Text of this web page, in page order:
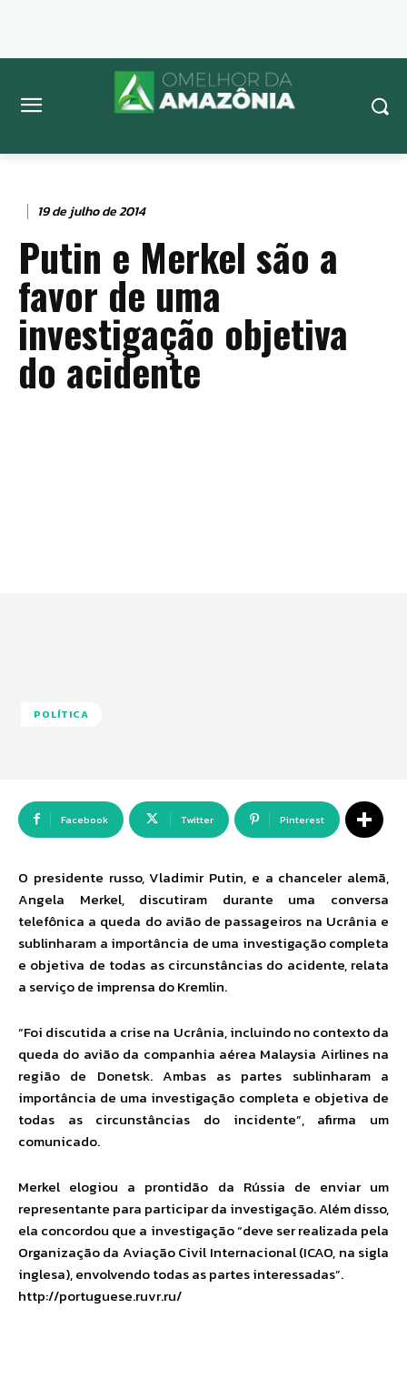
19 de julho de 2014
Putin e Merkel são a
favor de uma
investigação objetiva
do acidente
POLÍTICA
Facebook Twitter Pinterest
O presidente russo, Vladimir Putin, e a chanceler alemã,
Angela Merkel, discutiram durante uma conversa
telefônica a queda do avião de passageiros na Ucrânia e
sublinharam a importância de uma investigação completa
e objetiva de todas as circunstâncias do acidente, relata
a serviço de imprensa do Kremlin.
“Foi discutida a crise na Ucrânia, incluindo no contexto da
queda do avião da companhia aérea Malaysia Airlines na
região de Donetsk. Ambas as partes sublinharam a
importância de uma investigação completa e objetiva de
todas as circunstâncias do incidente”, afirma um
comunicado.
Merkel elogiou a prontidão da Rússia de enviar um
representante para participar da investigação. Além disso,
ela concordou que a investigação “deve ser realizada pela
Organização da Aviação Civil Internacional (ICAO, na sigla
inglesa), envolvendo todas as partes interessadas”.
http://portuguese.ruvr.ru/